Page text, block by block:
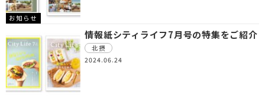
お知らせ
情報紙シティライフ7月号の特集をご紹介
北摂
2024.06.24